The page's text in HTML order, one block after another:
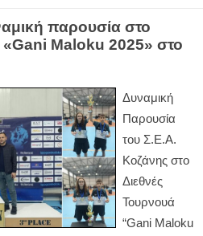
παρουσία στο
«Gani Maloku 2025» στο
Δυναμική
Παρουσία
του Σ.Ε.Α.
Κοζάνης στο
Διεθνές
Τουρνουά
“Gani Maloku